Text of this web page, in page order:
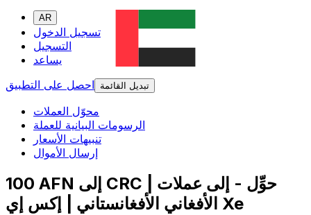
AR
تسجيل الدخول
التسجيل
يساعد
احصل على التطبيق
تبديل القائمة
محوّل العملات
الرسومات البيانية للعملة
تنبيهات الأسعار
إرسال الأموال
100 AFN إلى CRC | حوِّل - إلى عملات
الأفغاني الأفغانستاني | إكس إي Xe